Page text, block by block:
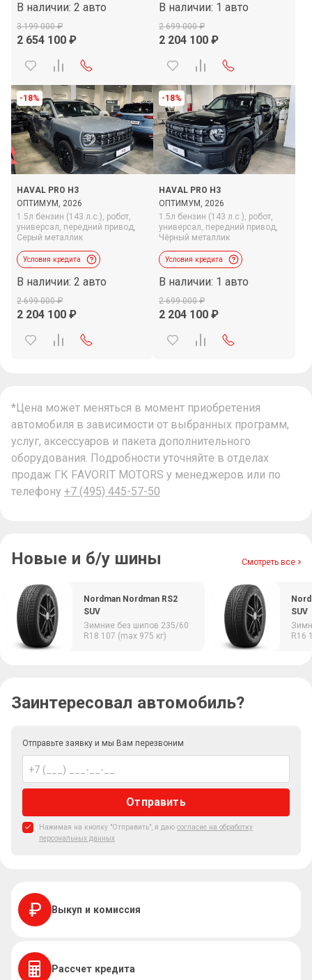
В наличии: 2 авто
3 199 000
2 654 100
В наличии: 1 авто
2 699 000
2 204 100
-18%
HAVAL PRO H3
ОПТИМУМ, 2026
1.5л бензин (143 л.с.), робот,
универсал, передний привод,
Серый металлик
Условия кредита
В наличии: 2 авто
2 699 000
2 204 100
-18%
HAVAL PRO H3
ОПТИМУМ, 2026
1.5л бензин (143 л.с.), робот,
универсал, передний привод,
Чёрный металлик
Условия кредита
В наличии: 1 авто
2 699 000
2 204 100
*Цена может меняться в момент приобретения
автомобиля в зависимости от выбранных программ,
услуг, аксессуаров и пакета дополнительного
оборудования. Подробности уточняйте в отделах
продаж ГК FAVORIT MOTORS у менеджеров или по
телефону +7 (495) 445-57-50
Новые и б/у шины Смотреть все
Nordman Nordman RS2
SUV
Зимние без шипов 235/60
R18 107 (max 975 кг)
SUV
R16
Заинтересовал автомобиль?
Отправьте заявку и мы Вам перезвоним
Отправить
Нажимая на кнопку "Отправить", я даю согласие на обработку
персональных данных
Выкуп и комиссия
Рассчет кредита